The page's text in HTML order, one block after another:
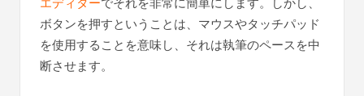
ボタンを押すということは、マウスやタッチパッド
を使用することを意味し、それは執筆のペースを中
断させます。